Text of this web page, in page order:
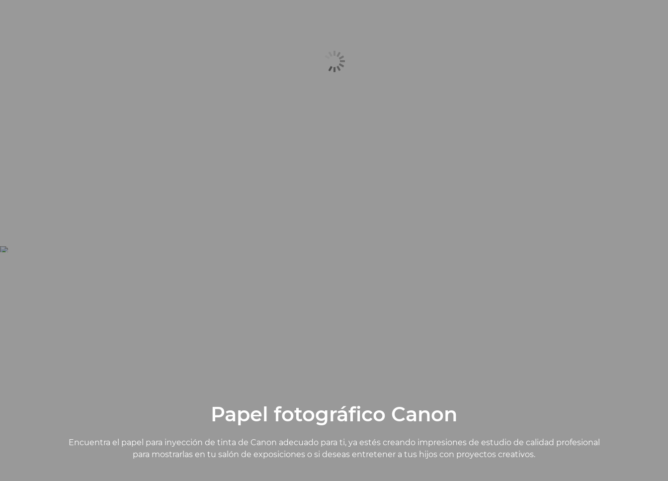
Papel fotográfico Canon
Encuentra el papel para inyección de tinta de Canon adecuado para ti, ya estés creando impresiones de estudio de calidad profesional
para mostrarlas en tu salón de exposiciones o si deseas entretener a tus hijos con proyectos creativos.